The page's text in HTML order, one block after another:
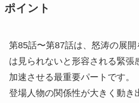
ポイント
第85話〜第87話は、怒涛の展
は見られないと形容される緊張
加速させる最重要パートです。
登場人物の関係性が大きく動き